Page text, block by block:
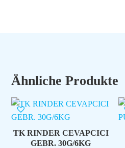
Ähnliche Produkte
TK RINDER CEVAPCICI
GEBR. 30G/6KG